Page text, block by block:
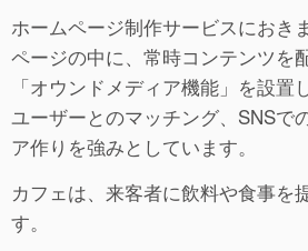
ホームページ制作サービスにおき
ページの中に、常時コンテンツを
「オウンドメディア機能」を設置
ユーザーとのマッチング、SNSで
ア作りを強みとしています。
カフェは、来客者に飲料や食事を
す。